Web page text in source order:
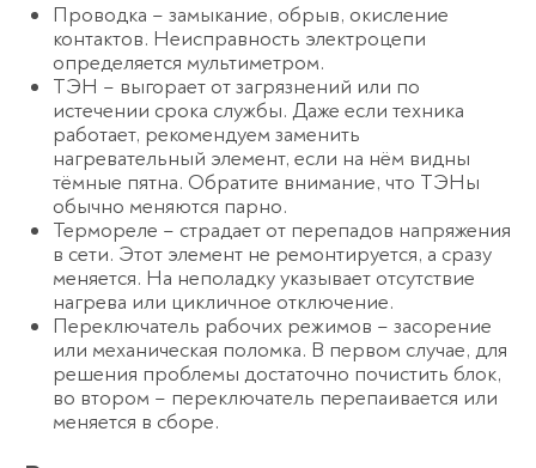
Проводка – замыкание, обрыв, окисление
контактов. Неисправность электроцепи
определяется мультиметром.
ТЭН – выгорает от загрязнений или по
истечении срока службы. Даже если техника
работает, рекомендуем заменить
нагревательный элемент, если на нём видны
тёмные пятна. Обратите внимание, что ТЭНы
обычно меняются парно.
Термореле – страдает от перепадов напряжения
в сети. Этот элемент не ремонтируется, а сразу
меняется. На неполадку указывает отсутствие
нагрева или цикличное отключение.
Переключатель рабочих режимов – засорение
или механическая поломка. В первом случае, для
решения проблемы достаточно почистить блок,
во втором – переключатель перепаивается или
меняется в сборе.